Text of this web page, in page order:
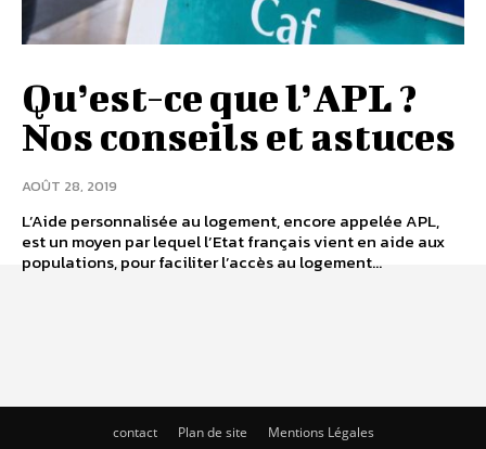
Qu’est-ce que l’APL ?
Nos conseils et astuces
AOÛT 28, 2019
L’Aide personnalisée au logement, encore appelée APL,
est un moyen par lequel l’Etat français vient en aide aux
populations, pour faciliter l’accès au logement...
contact Plan de site Mentions Légales